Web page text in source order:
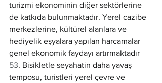
turizmi ekonominin diğer sektörlerine
de katkıda bulunmaktadır. Yerel cazibe
merkezlerine, kültürel alanlara ve
hediyelik eşyalara yapılan harcamalar
genel ekonomik faydayı artırmaktadır
53. Bisikletle seyahatin daha yavaş
temposu, turistleri yerel çevre ve